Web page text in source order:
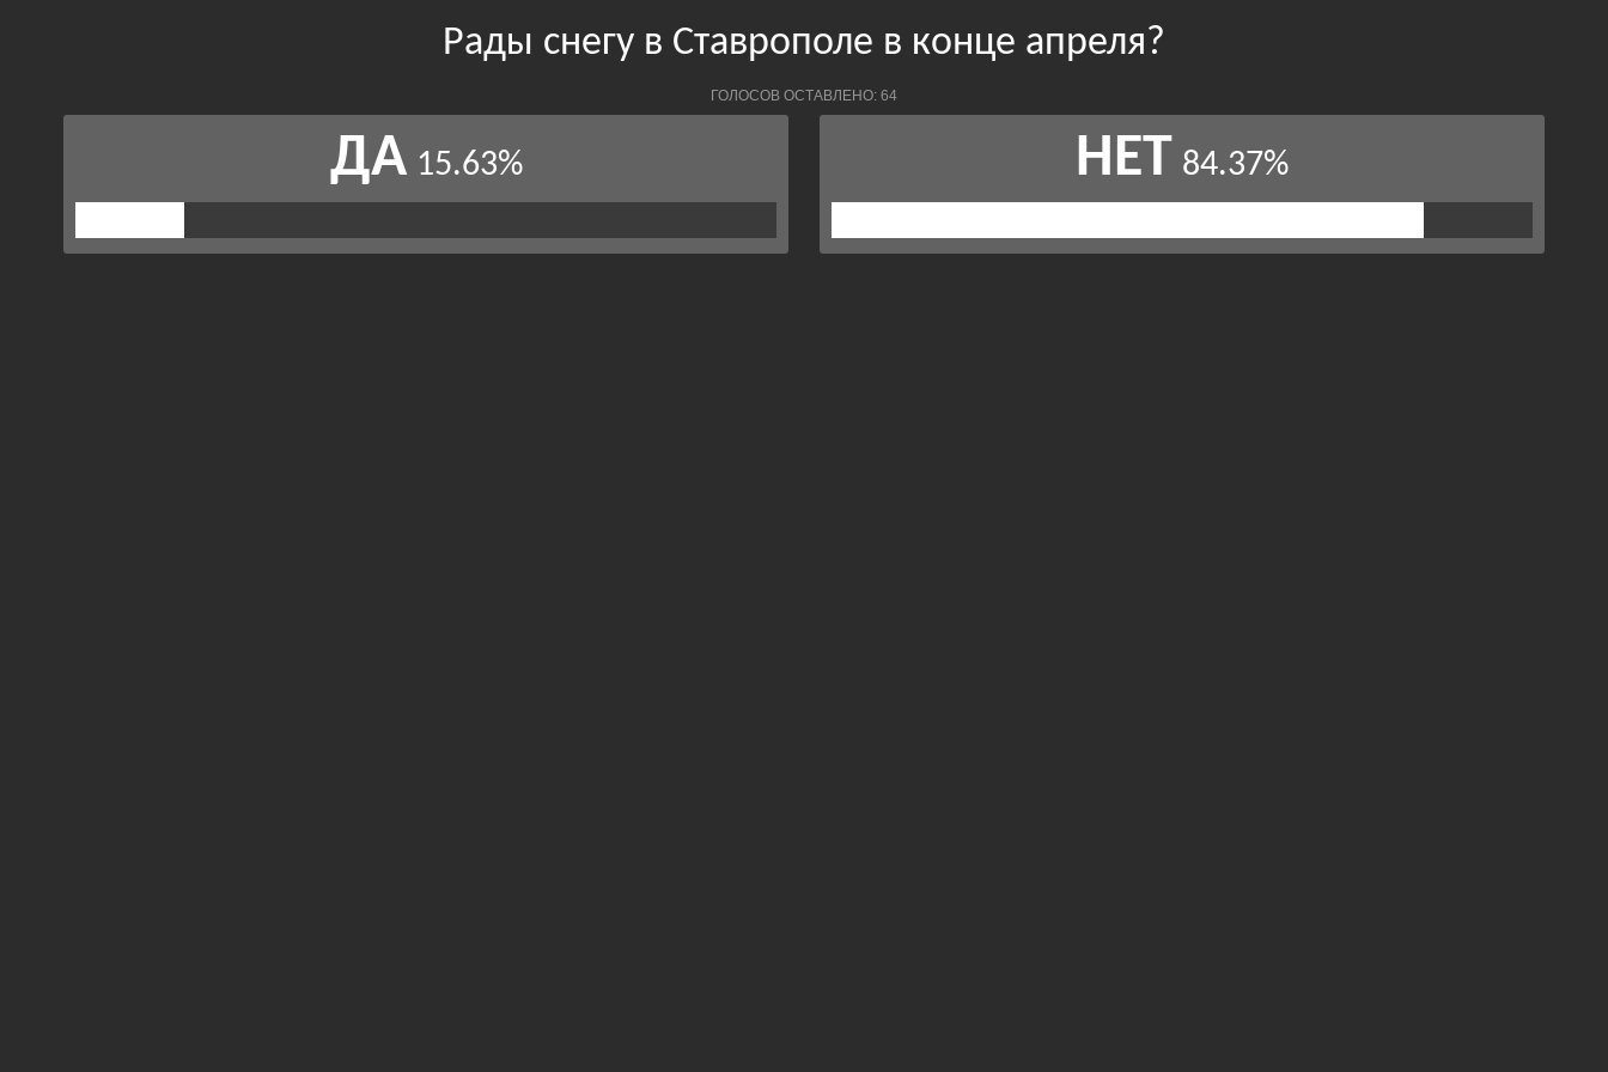
Рады снегу в Ставрополе в конце апреля?
ГОЛОСОВ ОСТАВЛЕНО: 64
ДА 15.63% НЕТ 84.37%